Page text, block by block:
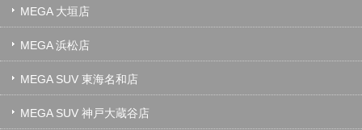
MEGA 大垣店
MEGA 浜松店
MEGA SUV 東海名和店
MEGA SUV 神戸大蔵谷店